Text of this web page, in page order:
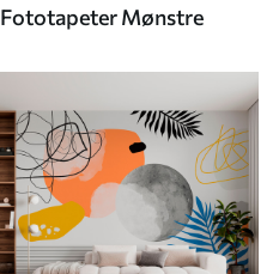
Fototapeter Mønstre